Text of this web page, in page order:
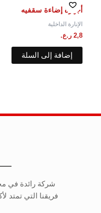
أجهزة إضاءة سقفيه
الإنارة الداخلية
2,8 ر.ع.
إضافة إلى السلة
شركة رائدة في